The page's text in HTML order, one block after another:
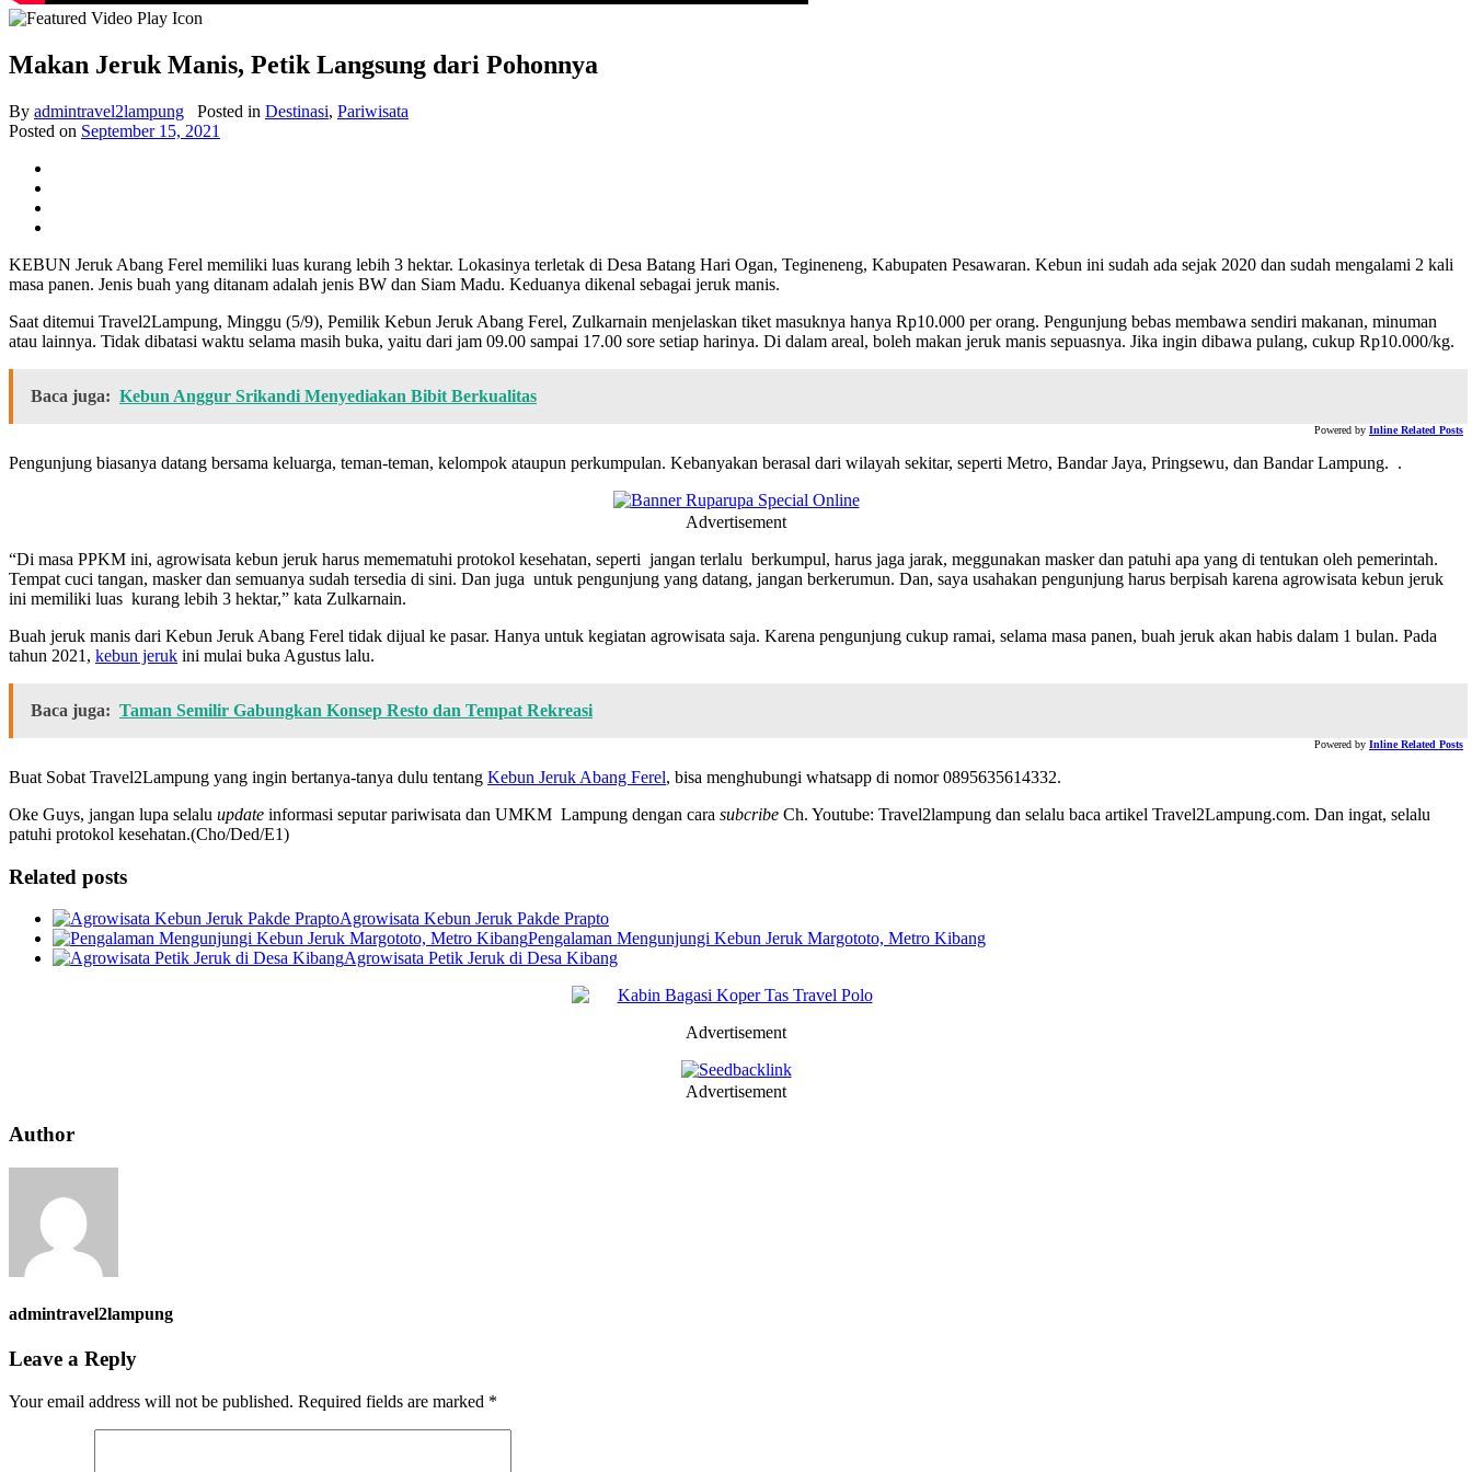
Makan Jeruk Manis, Petik Langsung dari Pohonnya
By admintravel2lampung Posted in Destinasi, Pariwisata
Posted on September 15, 2021
KEBUN Jeruk Abang Ferel memiliki luas kurang lebih 3 hektar. Lokasinya terletak di Desa Batang Hari Ogan, Tegineneng, Kabupaten Pesawaran. Kebun ini sudah ada sejak 2020 dan sudah mengalami 2 kali
masa panen. Jenis buah yang ditanam adalah jenis BW dan Siam Madu. Keduanya dikenal sebagai jeruk manis.
Saat ditemui Travel2Lampung, Minggu (5/9), Pemilik Kebun Jeruk Abang Ferel, Zulkarnain menjelaskan tiket masuknya hanya Rp10.000 per orang. Pengunjung bebas membawa sendiri makanan, minuman
atau lainnya. Tidak dibatasi waktu selama masih buka, yaitu dari jam 09.00 sampai 17.00 sore setiap harinya. Di dalam areal, boleh makan jeruk manis sepuasnya. Jika ingin dibawa pulang, cukup Rp10.000/kg.
Baca juga: Kebun Anggur Srikandi Menyediakan Bibit Berkualitas
Powered by Inline Related Posts
Pengunjung biasanya datang bersama keluarga, teman-teman, kelompok ataupun perkumpulan. Kebanyakan berasal dari wilayah sekitar, seperti Metro, Bandar Jaya, Pringsewu, dan Bandar Lampung. .
Advertisement
“Di masa PPKM ini, agrowisata kebun jeruk harus memematuhi protokol kesehatan, seperti jangan terlalu berkumpul, harus jaga jarak, meggunakan masker dan patuhi apa yang di tentukan oleh pemerintah.
Tempat cuci tangan, masker dan semuanya sudah tersedia di sini. Dan juga untuk pengunjung yang datang, jangan berkerumun. Dan, saya usahakan pengunjung harus berpisah karena agrowisata kebun jeruk
ini memiliki luas kurang lebih 3 hektar,” kata Zulkarnain.
Buah jeruk manis dari Kebun Jeruk Abang Ferel tidak dijual ke pasar. Hanya untuk kegiatan agrowisata saja. Karena pengunjung cukup ramai, selama masa panen, buah jeruk akan habis dalam 1 bulan. Pada
tahun 2021, kebun jeruk ini mulai buka Agustus lalu.
Baca juga: Taman Semilir Gabungkan Konsep Resto dan Tempat Rekreasi
Powered by Inline Related Posts
Buat Sobat Travel2Lampung yang ingin bertanya-tanya dulu tentang Kebun Jeruk Abang Ferel, bisa menghubungi whatsapp di nomor 0895635614332.
Oke Guys, jangan lupa selalu update informasi seputar pariwisata dan UMKM Lampung dengan cara subcribe Ch. Youtube: Travel2lampung dan selalu baca artikel Travel2Lampung.com. Dan ingat, selalu
patuhi protokol kesehatan.(Cho/Ded/E1)
Related posts
Agrowisata Kebun Jeruk Pakde Prapto
Pengalaman Mengunjungi Kebun Jeruk Margototo, Metro Kibang
Agrowisata Petik Jeruk di Desa Kibang
Advertisement
Advertisement
Author
admintravel2lampung
Leave a Reply
Your email address will not be published. Required fields are marked *